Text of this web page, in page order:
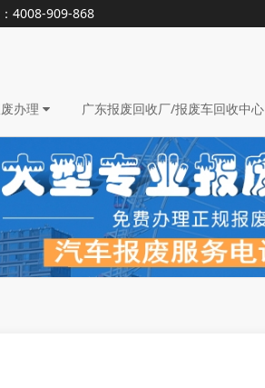
4008-909-868
办理 广东报废回收厂/报废车回收中心